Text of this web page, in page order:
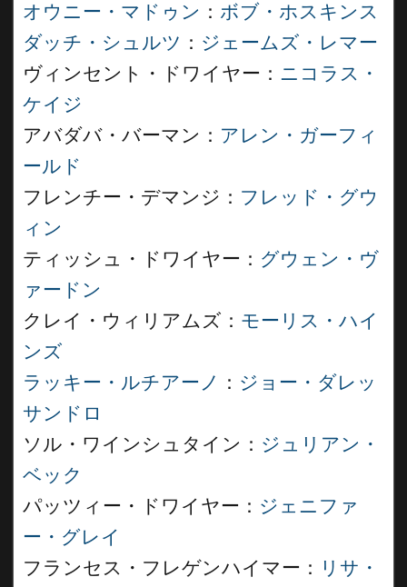
オウニー・マドゥン ： ボブ・ホスキンス
ダッチ・シュルツ ： ジェームズ・レマー
ヴィンセント・ドワイヤー： ニコラス・
ケイジ
アバダバ・バーマン： アレン・ガーフィ
ールド
フレンチー・デマンジ： フレッド・グウ
ィン
ティッシュ・ドワイヤー： グウェン・ヴ
ァードン
クレイ・ウィリアムズ： モーリス・ハイ
ンズ
ラッキー・ルチアーノ ： ジョー・ダレッ
サンドロ
ソル・ワインシュタイン： ジュリアン・
ベック
パッツィー・ドワイヤー： ジェニファ
ー・グレイ
フランセス・フレゲンハイマー： リサ・